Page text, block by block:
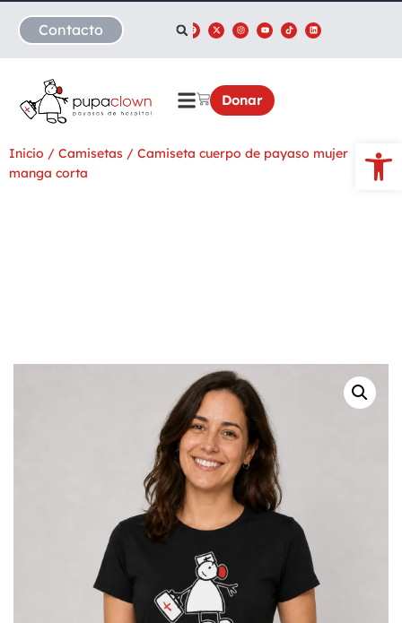
Contacto
Donar
Inicio / Camisetas / Camiseta cuerpo de payaso mujer
manga corta